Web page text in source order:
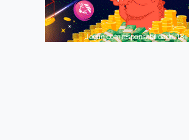
Jogue com responsabilidade. 18+